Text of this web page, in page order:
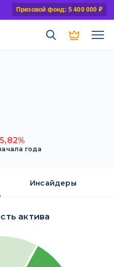
Призовой фонд: 5 400 000 ₽
года
Инсайдеры
актива